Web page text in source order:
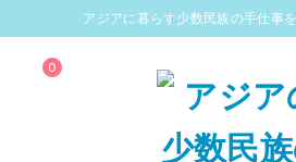
アジアに暮らす少数民族の手仕事
0